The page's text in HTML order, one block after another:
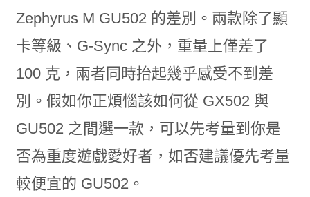
Zephyrus M GU502 的差別。兩款除了顯
卡等級、G-Sync 之外，重量上僅差了
100 克，兩者同時抬起幾乎感受不到差
別。假如你正煩惱該如何從 GX502 與
GU502 之間選一款，可以先考量到你是
否為重度遊戲愛好者，如否建議優先考量
較便宜的 GU502。